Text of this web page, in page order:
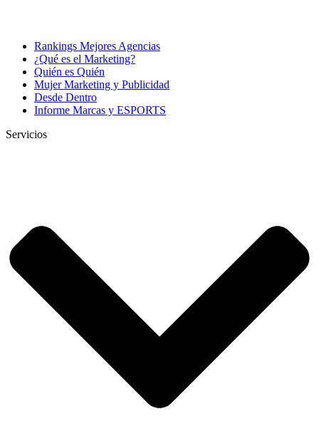
Rankings Mejores Agencias
¿Qué es el Marketing?
Quién es Quién
Mujer Marketing y Publicidad
Desde Dentro
Informe Marcas y ESPORTS
Servicios